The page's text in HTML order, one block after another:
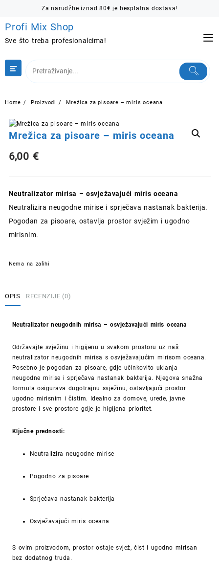
content
Za narudžbe iznad 80€ je besplatna dostava!
Profi Mix Shop
Sve što treba profesionalcima!
Home Proizvodi Mrežica za pisoare – miris oceana
Mrežica za pisoare – miris oceana
6,00 €
Neutralizator mirisa – osvježavajući miris oceana
Neutralizira neugodne mirise i sprječava nastanak bakterija.
Pogodan za pisoare, ostavlja prostor svježim i ugodno
mirisnim.
Nema na zalihi
OPIS RECENZIJE (0)
Neutralizator neugodnih mirisa – osvježavajući miris oceana
Održavajte svježinu i higijenu u svakom prostoru uz naš
neutralizator neugodnih mirisa s osvježavajućim mirisom oceana.
Posebno je pogodan za pisoare, gdje učinkovito uklanja
neugodne mirise i sprječava nastanak bakterija. Njegova snažna
formula osigurava dugotrajnu svježinu, ostavljajući prostor
ugodno mirisnim i čistim. Idealno za domove, urede, javne
prostore i sve prostore gdje je higijena prioritet.
Ključne prednosti:
Neutralizira neugodne mirise
Pogodno za pisoare
Sprječava nastanak bakterija
Osvježavajući miris oceana
S ovim proizvodom, prostor ostaje svjež, čist i ugodno mirisan
bez dodatnog truda.